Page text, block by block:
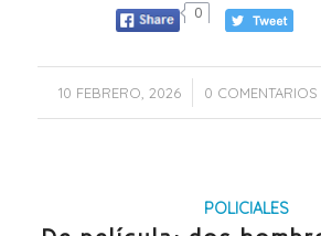
0
10 FEBRERO, 2026
/ 0 COMENTARIOS
/
POLICIALES